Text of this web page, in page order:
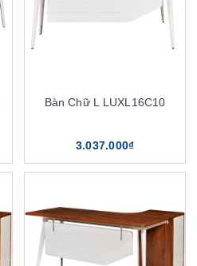
Bàn Chữ L LUXL16C10
3.037.000₫